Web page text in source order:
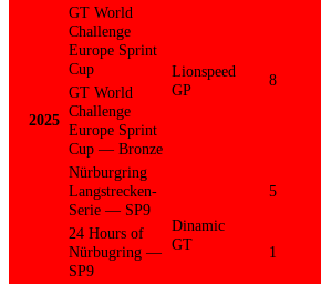
2025
GT World
Challenge
Europe Sprint
Cup
Lionspeed
GP
8
GT World
Challenge
Europe Sprint
Cup — Bronze
Nürburgring
Langstrecken-
Serie — SP9
Dinamic
GT
5
24 Hours of
Nürbugring —
SP9
1